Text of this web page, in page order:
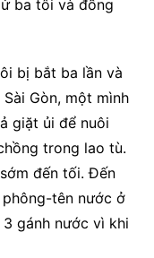
ba tôi và đồng
bị bắt ba lần và
Gòn, một mình
giặt ủi để nuôi
trong lao tù.
đến tối. Đến
tên nước ở
gánh nước vì khi